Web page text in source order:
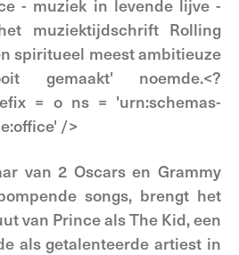
- muziek in levende lijve -
muziektijdschrift Rolling
spiritueel meest ambitieuze
gemaakt' noemde.<?
= o ns = 'urn:schemas-
/>
van 2 Oscars en Grammy
songs, brengt het
van Prince als The Kid, een
als getalenteerde artiest in